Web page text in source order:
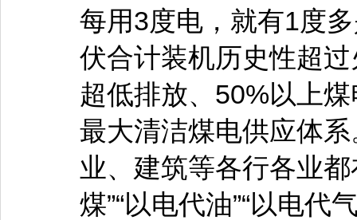
每用3度电，就有1度
伏合计装机历史性超
超低排放、50%以上
最大清洁煤电供应体
业、建筑等各行各业
煤”“以电代油”“以电代